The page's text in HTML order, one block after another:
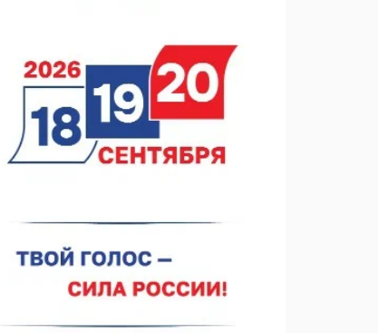
Кратковременные перерывы вещания
телерадиопрограмм ожидаются в Нижнем
Новгороде до 16 августа в связи с покраской
телебашни
07.08.2026 11:20